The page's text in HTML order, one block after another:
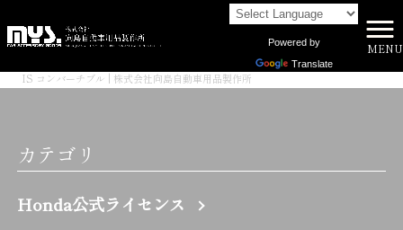
Powered by
Translate
MENU
IS コンバーチブル | 株式会社向島自動車用品製作所
カテゴリ
Honda公式ライセンス